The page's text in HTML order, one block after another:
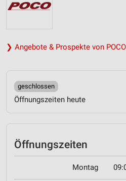
❯ Angebote & Prospekte von
geschlossen
Öffnungszeiten heute
Öffnungszeiten
Montag